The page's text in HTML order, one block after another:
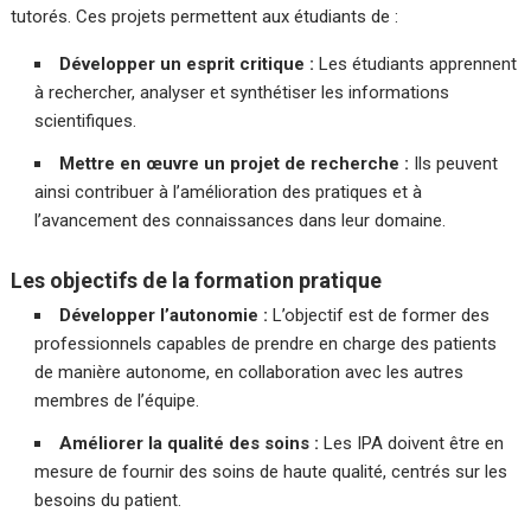
tutorés. Ces projets permettent aux étudiants de :
Développer un esprit critique : Les étudiants apprennent
à rechercher, analyser et synthétiser les informations
scientifiques.
Mettre en œuvre un projet de recherche : Ils peuvent
ainsi contribuer à l’amélioration des pratiques et à
l’avancement des connaissances dans leur domaine.
Les objectifs de la formation pratique
Développer l’autonomie : L’objectif est de former des
professionnels capables de prendre en charge des patients
de manière autonome, en collaboration avec les autres
membres de l’équipe.
Améliorer la qualité des soins : Les IPA doivent être en
mesure de fournir des soins de haute qualité, centrés sur les
besoins du patient.